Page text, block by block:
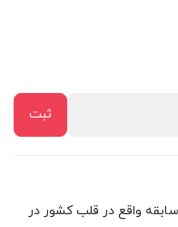
واقع در قلب کشور در